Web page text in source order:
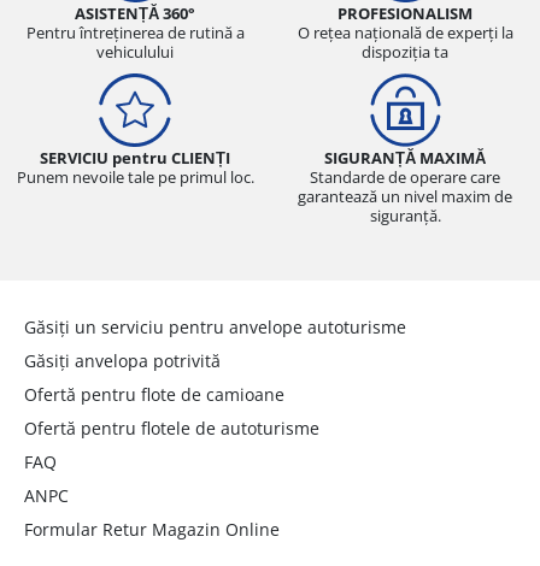
ASISTENȚĂ 360°
Pentru întreținerea de rutină a
vehiculului
PROFESIONALISM
O rețea națională de experți la
dispoziția ta
SERVICIU pentru CLIENȚI
Punem nevoile tale pe primul loc.
SIGURANȚĂ MAXIMĂ
Standarde de operare care
garantează un nivel maxim de
siguranță.
Găsiți un serviciu pentru anvelope autoturisme
Găsiți anvelopa potrivită
Ofertă pentru flote de camioane
Ofertă pentru flotele de autoturisme
FAQ
ANPC
Formular Retur Magazin Online